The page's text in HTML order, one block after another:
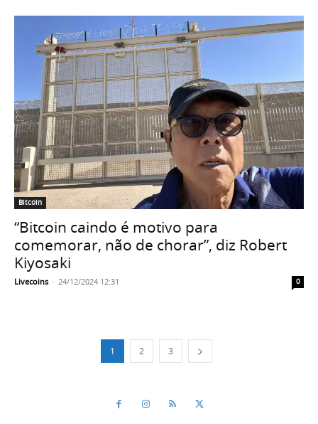
Bitcoin
“Bitcoin caindo é motivo para
comemorar, não de chorar”, diz Robert
Kiyosaki
Livecoins - 24/12/2024 12:31 0
1 2 3